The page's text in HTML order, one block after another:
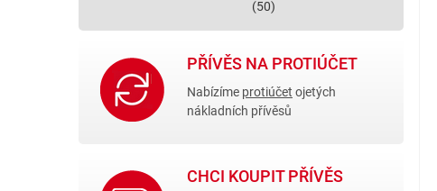
(50)
PŘÍVĚS NA PROTIÚČET
Nabízíme protiúčet ojetých
nákladních přívěsů
CHCI KOUPIT PŘÍVĚS